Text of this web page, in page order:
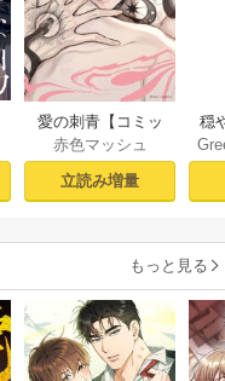
愛の刺青【コミッ
クシーモア限定
版】
赤色マッシュ
立読み増量
穏
もっと見る